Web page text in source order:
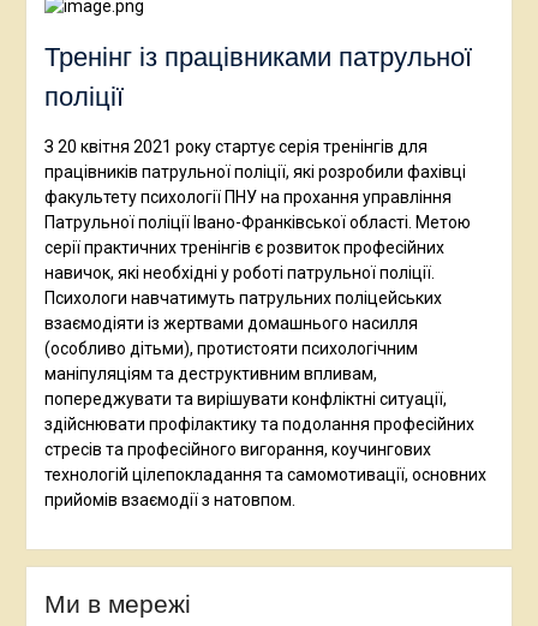
Тренінг із працівниками патрульної
поліції
З 20 квітня 2021 року стартує серія тренінгів для
працівників патрульної поліції, які розробили фахівці
факультету психології ПНУ на прохання управління
Патрульної поліції Івано-Франківської області. Метою
серії практичних тренінгів є розвиток професійних
навичок, які необхідні у роботі патрульної поліції.
Психологи навчатимуть патрульних поліцейських
взаємодіяти із жертвами домашнього насилля
(особливо дітьми), протистояти психологічним
маніпуляціям та деструктивним впливам,
попереджувати та вирішувати конфліктні ситуації,
здійснювати профілактику та подолання професійних
стресів та професійного вигорання, коучингових
технологій цілепокладання та самомотивації, основних
прийомів взаємодії з натовпом.
Ми в мережі